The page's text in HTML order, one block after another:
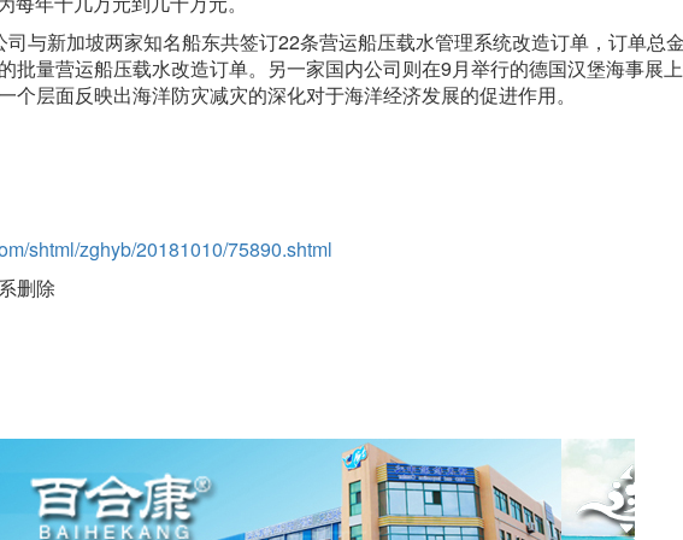
新加坡两家知名船东共签订22条营运船压载水管理系统改造订单，订单总
批量营运船压载水改造订单。另一家国内公司则在9月举行的德国汉堡海事展
个层面反映出海洋防灾减灾的深化对于海洋经济发展的促进作用。
shtml/zghyb/20181010/75890.shtml
删除